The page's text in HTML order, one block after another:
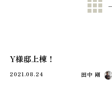
Y様邸上棟！
2021.08.24 田中 剛